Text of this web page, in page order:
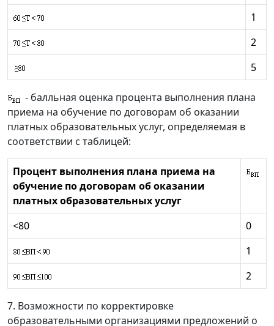
1
2
5
- балльная оценка процента выполнения плана
приема на обучение по договорам об оказании
платных образовательных услуг, определяемая в
соответствии с таблицей:
Процент выполнения плана приема на
обучение по договорам об оказании
платных образовательных услуг
<80
0
1
2
7. Возможности по корректировке
образовательными организациями предложений о